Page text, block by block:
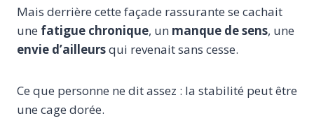
Mais derrière cette façade rassurante se cachait
une fatigue chronique, un manque de sens, une
envie d’ailleursqui revenait sans cesse.
Ce que personne ne dit assez : la stabilité peut être
une cage dorée.